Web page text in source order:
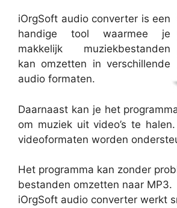
iOrgSoft audio converter is een
handige tool waarmee je
makkelijk muziekbestanden
kan omzetten in verschillende
audio formaten.
Daarnaast kan je het
om muziek uit video’s te
videoformaten worden
Het programma kan zonder
bestanden omzetten naar MP3.
iOrgSoft audio converter werkt